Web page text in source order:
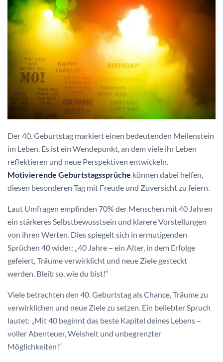
Der 40. Geburtstag markiert einen bedeutenden Meilenstein
im Leben. Es ist ein Wendepunkt, an dem viele ihr Leben
reflektieren und neue Perspektiven entwickeln.
Motivierende Geburtstagssprüche können dabei helfen,
diesen besonderen Tag mit Freude und Zuversicht zu feiern.
Laut Umfragen empfinden 70% der Menschen mit 40 Jahren
ein stärkeres Selbstbewusstsein und klarere Vorstellungen
von ihren Werten. Dies spiegelt sich in ermutigenden
Sprüchen 40 wider: „40 Jahre – ein Alter, in dem Erfolge
gefeiert, Träume verwirklicht und neue Ziele gesteckt
werden. Bleib so, wie du bist!“
Viele betrachten den 40. Geburtstag als Chance, Träume zu
verwirklichen und neue Ziele zu setzen. Ein beliebter Spruch
lautet: „Mit 40 beginnt das beste Kapitel deines Lebens –
voller Abenteuer, Weisheit und unbegrenzter
Möglichkeiten!“